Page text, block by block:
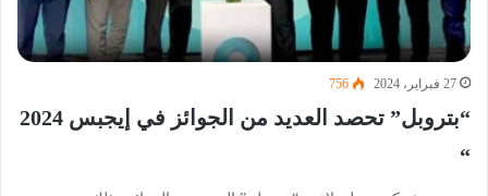
27 فبراير، 2024 756
“بتروبل” تحصد العديد من الجوائز في إيجبس 2024
“